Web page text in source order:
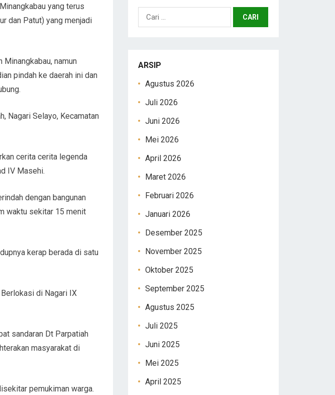
yang terus
dan Patut) yang menjadi
namun
pindah ke daerah ini dan
Nagari Selayo, Kecamatan
cerita cerita legenda
IV Masehi.
dengan bangunan
waktu sekitar 15 menit
kerap berada di satu
Berlokasi di Nagari IX
sandaran Dt Parpatiah
masyarakat di
pemukiman warga.
Cari
untuk:
ARSIP
Agustus 2026
Juli 2026
Juni 2026
Mei 2026
April 2026
Maret 2026
Februari 2026
Januari 2026
Desember 2025
November 2025
Oktober 2025
September 2025
Agustus 2025
Juli 2025
Juni 2025
Mei 2025
April 2025